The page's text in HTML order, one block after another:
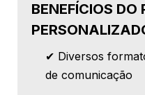
BENEFÍCIOS DO
✔ Diversos
de comunicação